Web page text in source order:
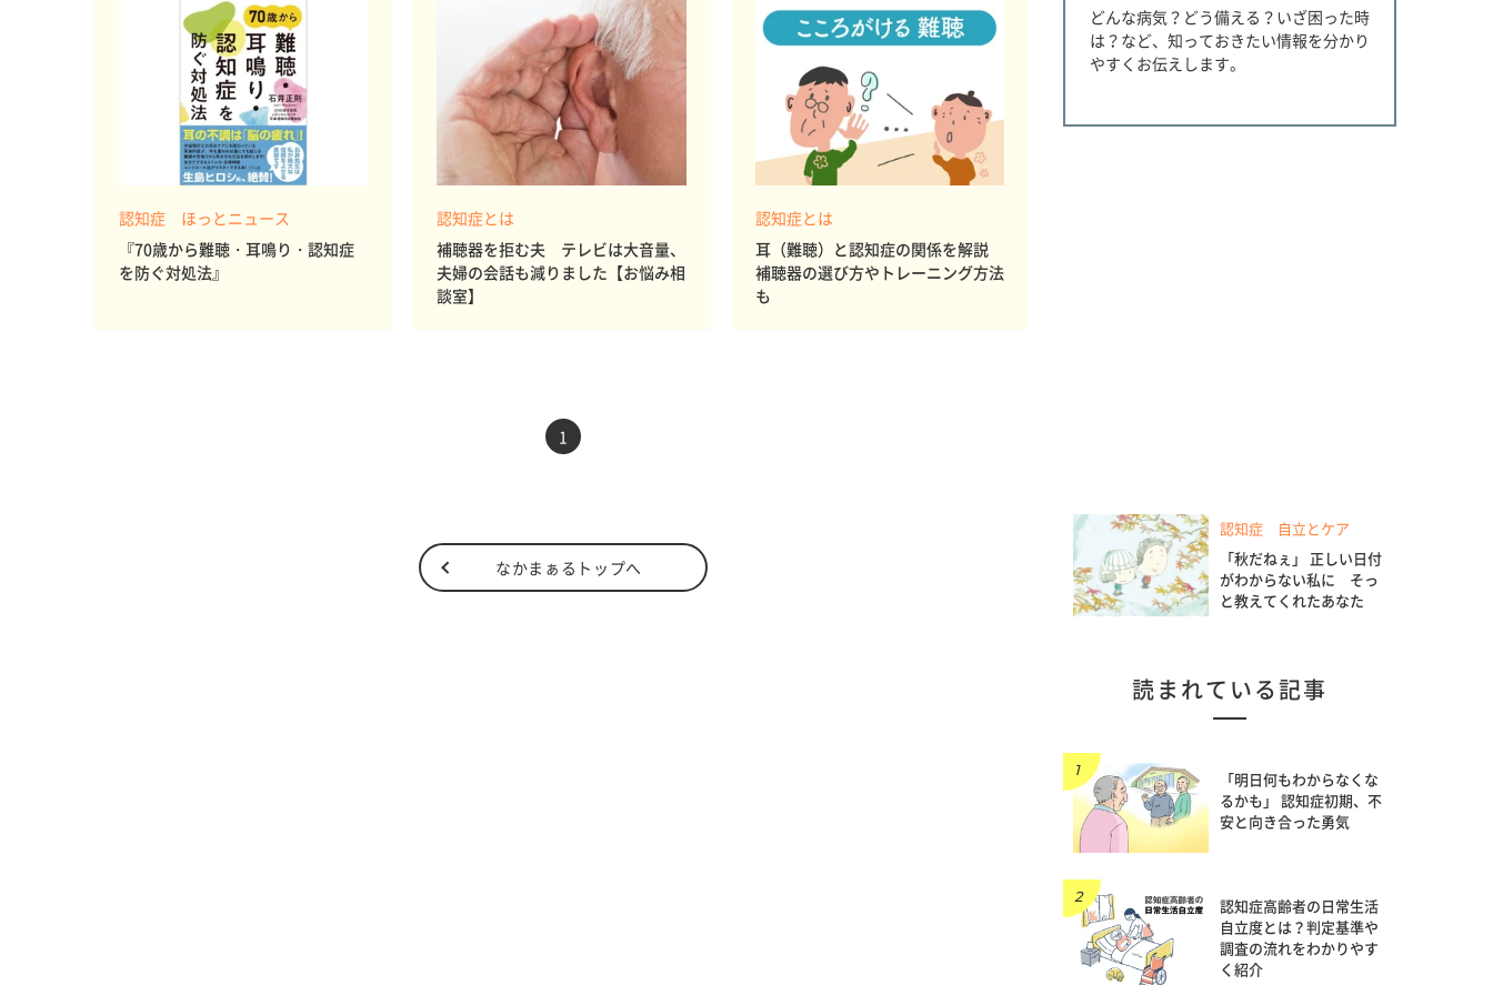
認知症 ほっとニュース
『70歳から難聴・耳鳴り・認知症
を防ぐ対処法』
認知症とは
補聴器を拒む夫 テレビは大音量、
夫婦の会話も減りました【お悩み相
談室】
認知症とは
耳（難聴）と認知症の関係を解説
補聴器の選び方やトレーニング方法
も
1
なかまぁるトップへ
どんな病気？どう備える？いざ困った時
は？など、知っておきたい情報を分かり
やすくお伝えします。
認知症 自立とケア
「秋だねぇ」 正しい日付
がわからない私に そっ
と教えてくれたあなた
読まれている記事
「明日何もわからなくな
るかも」 認知症初期、不
安と向き合った勇気
認知症高齢者の日常生活
自立度とは？判定基準や
調査の流れをわかりやす
く紹介